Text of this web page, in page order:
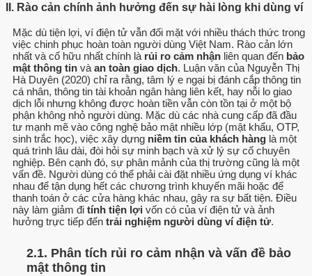
II. Rào cản chính ảnh hưởng đến sự hài lòng khi dùng ví
Mặc dù tiện lợi, ví điện tử vẫn đối mặt với nhiều thách thức trong
việc chinh phục hoàn toàn người dùng Việt Nam. Rào cản lớn
nhất và cố hữu nhất chính là rủi ro cảm nhận liên quan đến bảo
mật thông tin và an toàn giao dịch. Luận văn của Nguyễn Thị
Hà Duyên (2020) chỉ ra rằng, tâm lý e ngại bị đánh cắp thông tin
cá nhân, thông tin tài khoản ngân hàng liên kết, hay nỗi lo giao
dịch lỗi nhưng không được hoàn tiền vẫn còn tồn tại ở một bộ
phận không nhỏ người dùng. Mặc dù các nhà cung cấp đã đầu
tư mạnh mẽ vào công nghệ bảo mật nhiều lớp (mật khẩu, OTP,
sinh trắc học), việc xây dựng niềm tin của khách hàng là một
quá trình lâu dài, đòi hỏi sự minh bạch và xử lý sự cố chuyên
nghiệp. Bên cạnh đó, sự phân mảnh của thị trường cũng là một
vấn đề. Người dùng có thể phải cài đặt nhiều ứng dụng ví khác
nhau để tận dụng hết các chương trình khuyến mãi hoặc để
thanh toán ở các cửa hàng khác nhau, gây ra sự bất tiện. Điều
này làm giảm đi tính tiện lợi vốn có của ví điện tử và ảnh
hưởng trực tiếp đến trải nghiệm người dùng ví điện tử.
2.1. Phân tích rủi ro cảm nhận và vấn đề bảo
mật thông tin